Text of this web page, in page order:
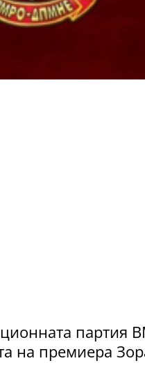
на премиера